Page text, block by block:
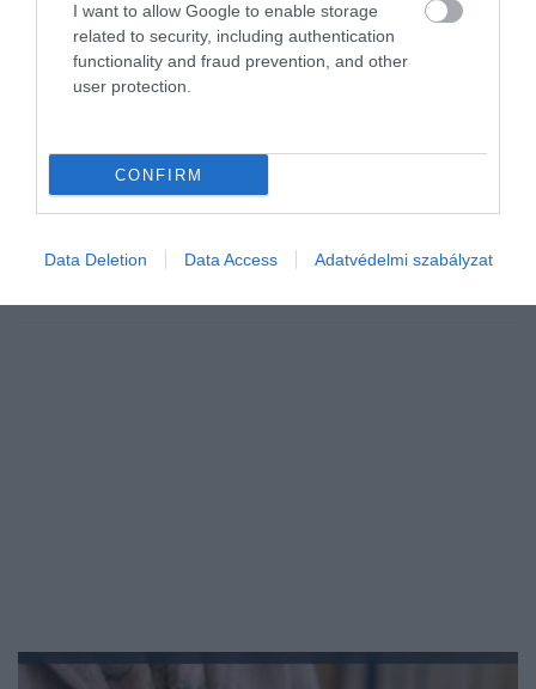
I want to allow Google to enable storage
related to security, including authentication
functionality and fraud prevention, and other
user protection.
CONFIRM
Data Deletion Data Access Adatvédelmi szabályzat
várható élettartam
A jelenleg élők emberek 5–7 százaléka érheti meg a 95.
pár évtized múlva azonban egészen mások lehetnek az arányok.